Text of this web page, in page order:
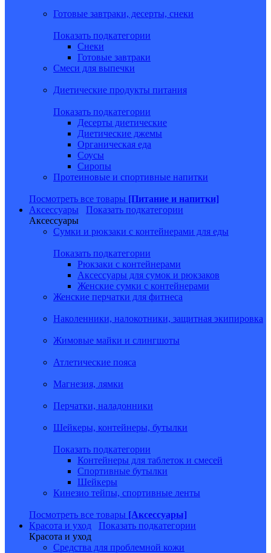
Готовые завтраки, десерты, снеки
Показать подкатегории
Снеки
Готовые завтраки
Смеси для выпечки
Диетические продукты питания
Показать подкатегории
Десерты диетические
Диетические джемы
Органическая еда
Соусы
Сиропы
Протеиновые и спортивные напитки
Посмотреть все товары [Питание и напитки]
Аксессуары
Показать подкатегории
Аксессуары
Сумки и рюкзаки с контейнерами для еды
Показать подкатегории
Рюкзаки с контейнерами
Аксессуары для сумок и рюкзаков
Женские сумки с контейнерами
Женские перчатки для фитнеса
Наколенники, налокотники, защитная экипировка
Жимовые майки и слингшоты
Атлетические пояса
Магнезия, лямки
Перчатки, наладонники
Шейкеры, контейнеры, бутылки
Показать подкатегории
Контейнеры для таблеток и смесей
Спортивные бутылки
Шейкеры
Кинезио тейпы, спортивные ленты
Посмотреть все товары [Аксессуары]
Красота и уход
Показать подкатегории
Красота и уход
Средства для проблемной кожи